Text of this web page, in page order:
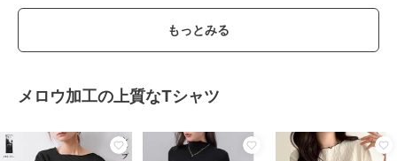
もっとみる
メロウ加工の上質なTシャツ